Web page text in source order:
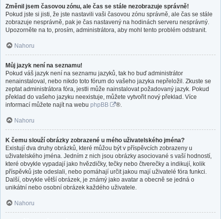
Změnil jsem časovou zónu, ale čas se stále nezobrazuje správně!
Pokud jste si jisti, že jste nastavili vaši časovou zónu správně, ale čas se stále
zobrazuje nesprávně, pak je čas nastavený na hodinách serveru nesprávný.
Upozorněte na to, prosím, administrátora, aby mohl tento problém odstranit.
Nahoru
Můj jazyk není na seznamu!
Pokud váš jazyk není na seznamu jazyků, tak ho buď administrátor
nenainstaloval, nebo nikdo toto fórum do vašeho jazyka nepřeložil. Zkuste se
zeptat administrátora fóra, jestli může nainstalovat požadovaný jazyk. Pokud
překlad do vašeho jazyku neexistuje, můžete vytvořit nový překlad. Více
informací můžete najít na webu phpBB ®.
Nahoru
K čemu slouží obrázky zobrazené u mého uživatelského jména?
Existují dva druhy obrázků, které můžou být v příspěvcích zobrazeny u
uživatelského jména. Jedním z nich jsou obrázky asociované s vaší hodností,
které obvykle vypadají jako hvězdičky, tečky nebo čtverečky a indikují, kolik
příspěvků jste odeslali, nebo pomáhají určit jakou mají uživatelé fóra funkci.
Další, obvykle větší obrázek, je známý jako avatar a obecně se jedná o
unikátní nebo osobní obrázek každého uživatele.
Nahoru